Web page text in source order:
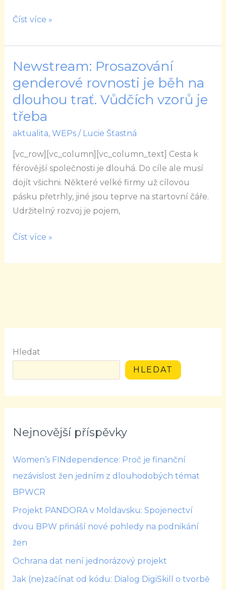
Číst více »
Newstream: Prosazování
genderové rovnosti je běh na
dlouhou trať. Vůdčích vzorů je
třeba
aktualita, WEPs/ Lucie Šťastná
[vc_row][vc_column][vc_column_text] Cesta k
férovější společnosti je dlouhá. Do cíle ale musí
dojít všichni. Některé velké firmy už cílovou
pásku přetrhly, jiné jsou teprve na startovní čáře.
Udržitelný rozvoj je pojem,
Newstream:
Prosazování
genderové
rovnosti
je
běh
na
dlouhou
trať.
Vůdčích
vzorů
třeba
Číst více »
Hledat
HLEDAT
Nejnovější příspěvky
Women’s FINdependence: Proč je finanční
nezávislost žen jedním z dlouhodobých témat
BPWCR
Projekt PANDORA v Moldavsku: Spojenectví
dvou BPW přináší nové pohledy na podnikání
žen
Ochrana dat není jednorázový projekt
Jak (ne)začínat od kódu: Dialog DigiSkill o tvorbě